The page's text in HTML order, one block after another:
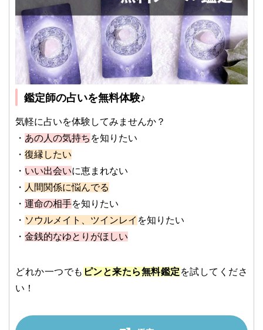
鑑定師の占いを無料体験♪
気軽に占いを体験してみませんか？
・ あの人の気持ち を知りたい
・ 復縁したい
・ いい出会いに恵まれない
・ 人間関係に悩んでる
・ 運命の相手を知りたい
・ ソウルメイト、ツインレイ を知りたい
・ 金銭的なゆとりがほしい
どれか一つでも ピンと来たら無料鑑定 を試してくださ
い！